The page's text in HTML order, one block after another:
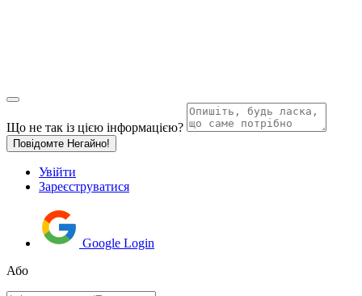
Що не так із цією інформацією?
Повідомте Негайно!
Увійти
Зареєструватися
Google Login
Або